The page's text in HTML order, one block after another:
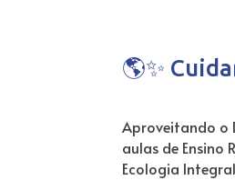
🌎✨
Aproveitando o
aulas de Ensino
Ecologia